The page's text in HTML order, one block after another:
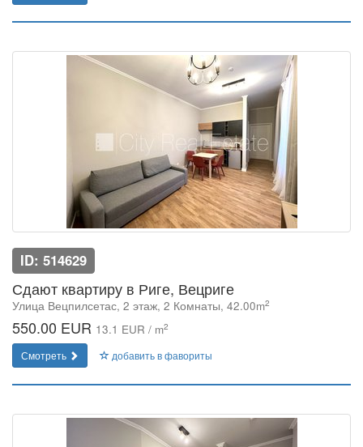
ID: 514629
Сдают квартиру в Риге, Вецриге
Улица Вецпилсетас, 2 этаж, 2 Комнаты, 42.00m2
550.00 EUR 13.1 EUR / m2
Смотреть добавить в фавориты